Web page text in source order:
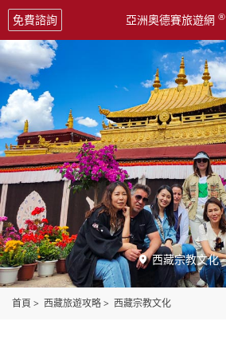
免費諮詢 亞洲奧德賽旅遊網 ®
 西藏宗教文化
首頁 > 西藏旅遊攻略> 西藏宗教文化